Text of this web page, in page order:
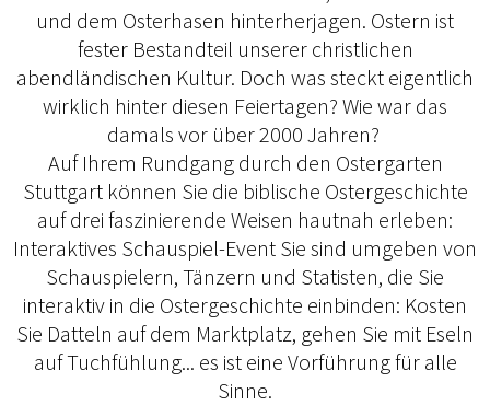
und dem Osterhasen hinterherjagen. Ostern ist
fester Bestandteil unserer christlichen
abendländischen Kultur. Doch was steckt eigentlich
wirklich hinter diesen Feiertagen? Wie war das
damals vor über 2000 Jahren?
Auf Ihrem Rundgang durch den Ostergarten
Stuttgart können Sie die biblische Ostergeschichte
auf drei faszinierende Weisen hautnah erleben:
Interaktives Schauspiel-Event Sie sind umgeben von
Schauspielern, Tänzern und Statisten, die Sie
interaktiv in die Ostergeschichte einbinden: Kosten
Sie Datteln auf dem Marktplatz, gehen Sie mit Eseln
auf Tuchfühlung... es ist eine Vorführung für alle
Sinne.